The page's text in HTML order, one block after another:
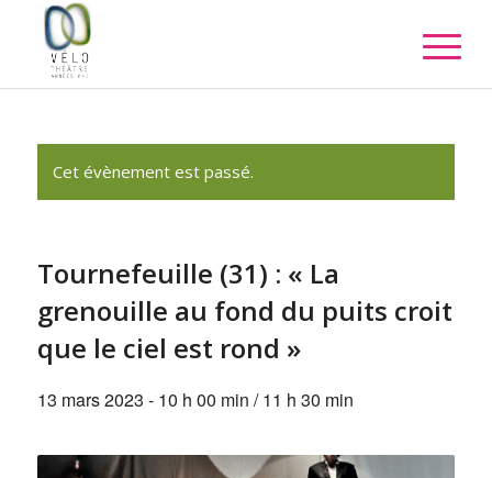
Cet évènement est passé.
Tournefeuille (31) : « La
grenouille au fond du puits croit
que le ciel est rond »
13 mars 2023 - 10 h 00 min /11 h 30 min